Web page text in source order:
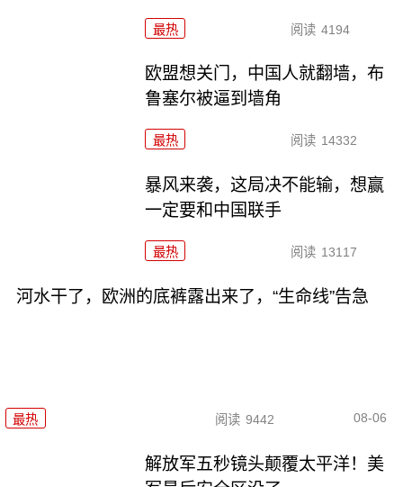
最热 阅读 4194
欧盟想关门，中国人就翻墙，布
鲁塞尔被逼到墙角
最热 阅读 14332
暴风来袭，这局决不能输，想赢
一定要和中国联手
最热 阅读 13117
河水干了，欧洲的底裤露出来了，“生命线”告急
最热 阅读 9442 08-06
解放军五秒镜头颠覆太平洋！美